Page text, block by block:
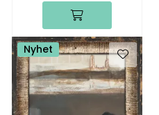
Nyhet